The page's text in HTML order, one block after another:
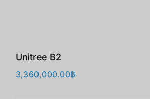
Unitree B2
3,360,000.00฿